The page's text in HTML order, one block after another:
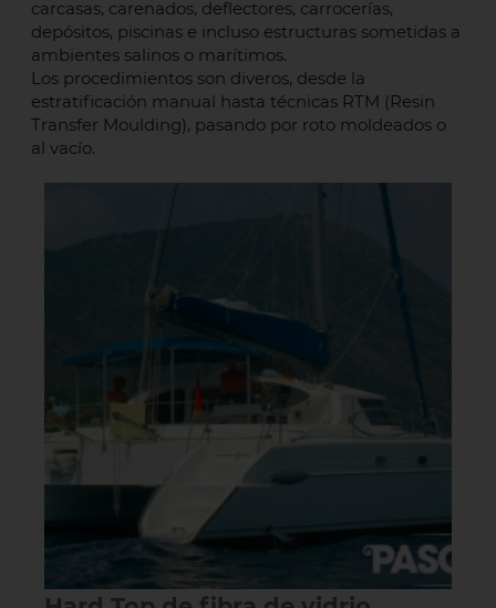
carcasas, carenados, deflectores, carrocerías,
depósitos, piscinas e incluso estructuras sometidas a
ambientes salinos o marítimos.
Los procedimientos son diveros, desde la
estratificación manual hasta técnicas RTM (Resin
Transfer Moulding), pasando por roto moldeados o
al vacío.